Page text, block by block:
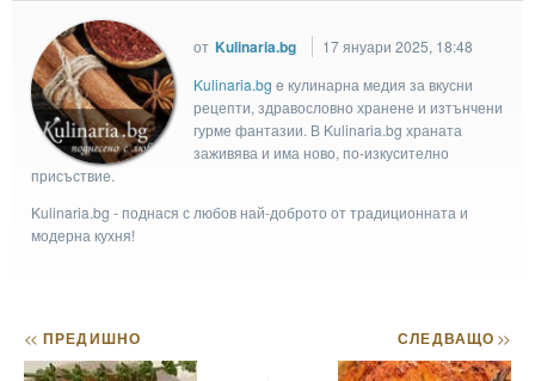
от Kulinaria.bg
17 януари 2025, 18:48
Kulinaria.bg e кулинарна медия за вкусни
рецепти, здравословно хранене и изтънчени
гурме фантазии. В Kulinaria.bg храната
заживява и има ново, по-изкусително
присъствие.
Kulinaria.bg - поднася с любов най-доброто от традиционната и
модерна кухня!
<< ПРЕДИШНО СЛЕДВАЩО>>